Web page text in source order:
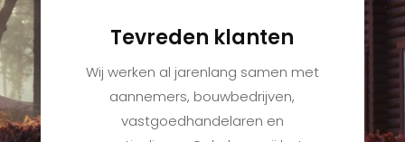
Tevreden klanten
Wij werken al jarenlang samen met
aannemers, bouwbedrijven,
vastgoedhandelaren en